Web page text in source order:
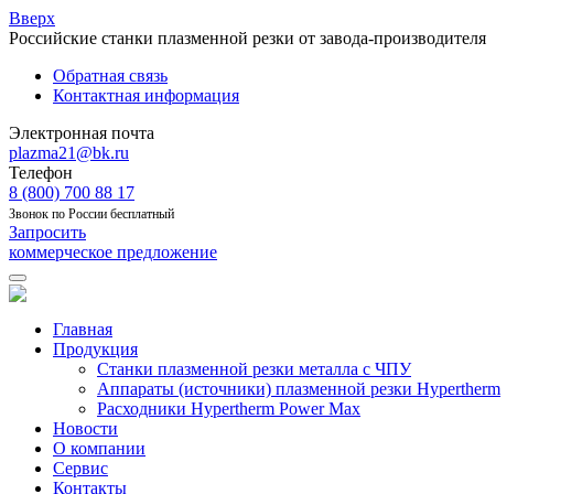
Вверх
Российские станки плазменной резки от завода-производителя
Обратная связь
Контактная информация
Электронная почта
plazma21@bk.ru
Телефон
8 (800) 700 88 17
Звонок по России бесплатный
Запросить
коммерческое предложение
Главная
Продукция
Станки плазменной резки металла с ЧПУ
Аппараты (источники) плазменной резки Hypertherm
Расходники Hypertherm Power Max
Новости
О компании
Сервис
Контакты